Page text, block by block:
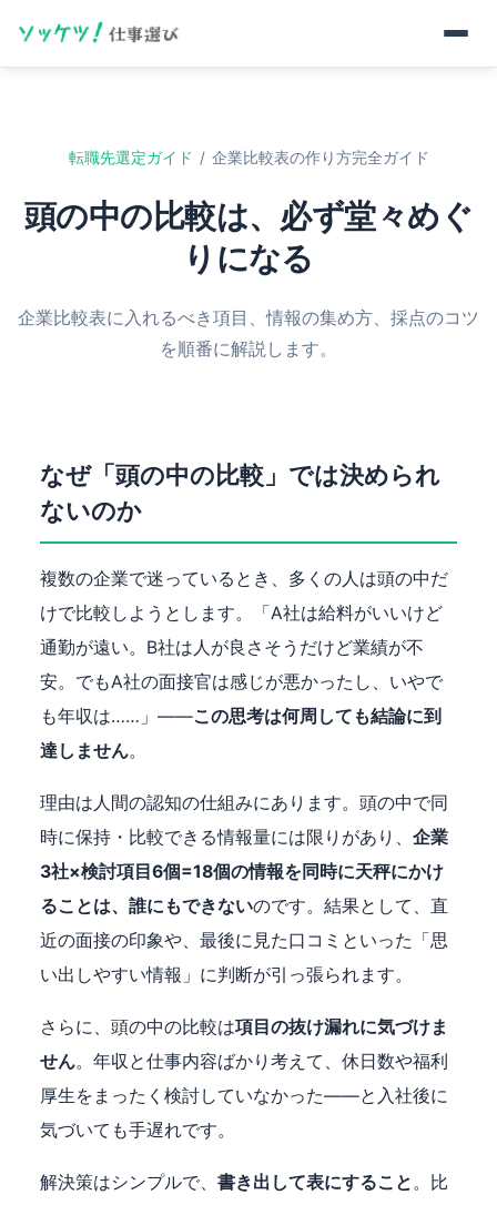
転職先選定ガイド / 企業比較表の作り方完全ガイド
頭の中の比較は、必ず堂々めぐ
りになる
企業比較表に入れるべき項目、情報の集め方、採点のコツ
を順番に解説します。
なぜ「頭の中の比較」では決められ
ないのか
複数の企業で迷っているとき、多くの人は頭の中だ
けで比較しようとします。「A社は給料がいいけど
通勤が遠い。B社は人が良さそうだけど業績が不
安。でもA社の面接官は感じが悪かったし、いやで
も年収は……」——この思考は何周しても結論に到
達しません。
理由は人間の認知の仕組みにあります。頭の中で同
時に保持・比較できる情報量には限りがあり、 企業
3社×検討項目6個=18個の情報を同時に天秤にかけ
ることは、誰にもできないのです。結果として、直
近の面接の印象や、最後に見た口コミといった「思
い出しやすい情報」に判断が引っ張られます。
さらに、頭の中の比較は項目の抜け漏れに気づけま
せん。年収と仕事内容ばかり考えて、休日数や福利
厚生をまったく検討していなかった——と入社後に
気づいても手遅れです。
解決策はシンプルで、 書き出して表にすること。比